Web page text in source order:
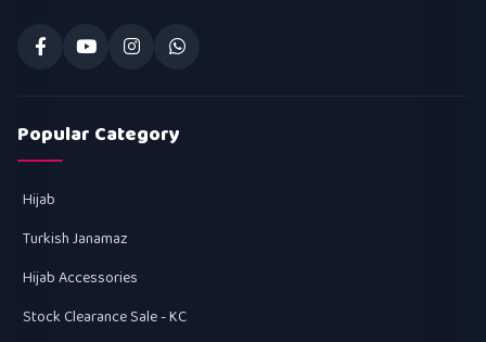
Popular Category
Hijab
Turkish Janamaz
Hijab Accessories
Stock Clearance Sale - KC